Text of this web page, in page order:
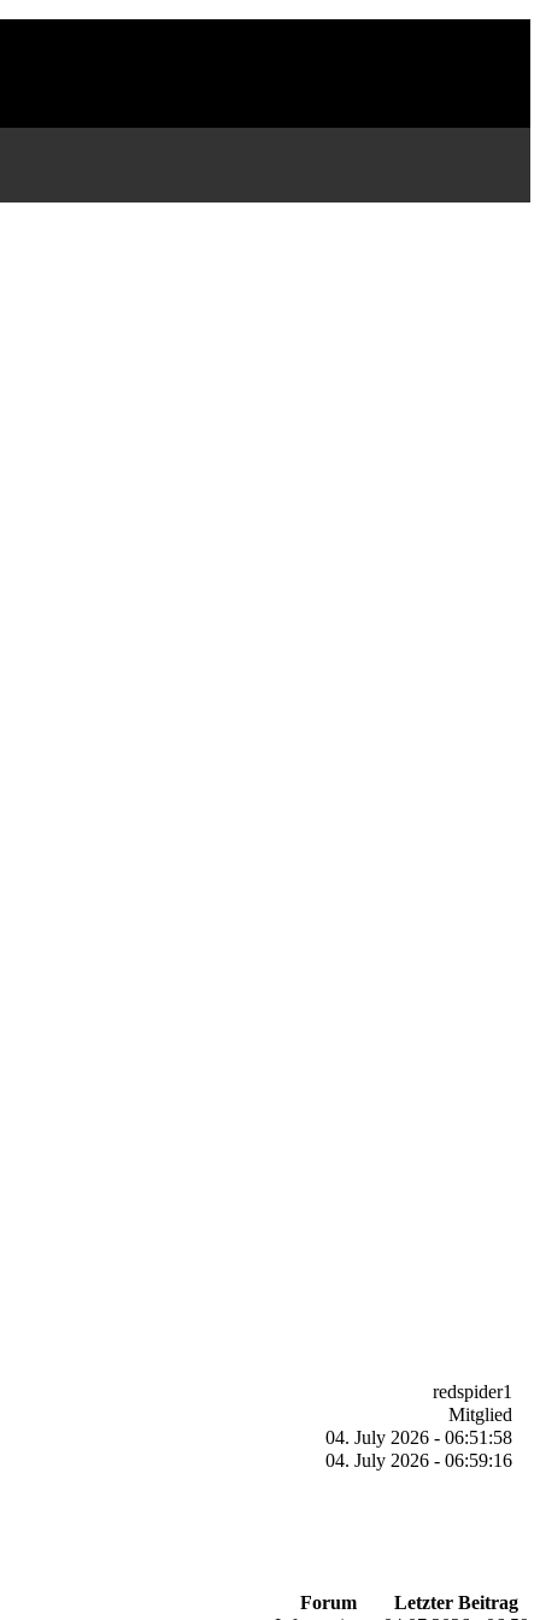
redspider1
Mitglied
04. July 2026 - 06:51:58
04. July 2026 - 06:59:16
Forum
Letzter Beitrag